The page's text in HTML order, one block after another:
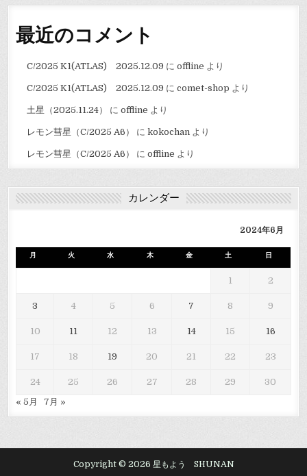
最近のコメント
C/2025 K1(ATLAS) 2025.12.09 に offline より
C/2025 K1(ATLAS) 2025.12.09 に comet-shop より
土星（2025.11.24） に offline より
レモン彗星（C/2025 A6） に kokochanより
レモン彗星（C/2025 A6） に offline より
カレンダー
2024年6月
月 火 水 木 金 土 日
1 2
3 4 5 6 7 8 9
10 11 12 13 14 15 16
17 18 19 20 21 22 23
24 25 26 27 28 29
30
« 5月
7月 »
Copyright © 2026 星もよう SHUNAN